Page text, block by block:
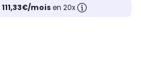
111,33€/moisen 20x